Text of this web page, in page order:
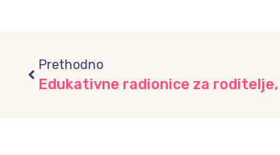
Prethodno
Edukativne radionice za